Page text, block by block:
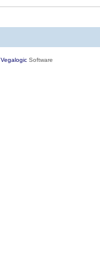
Vegalogic Software